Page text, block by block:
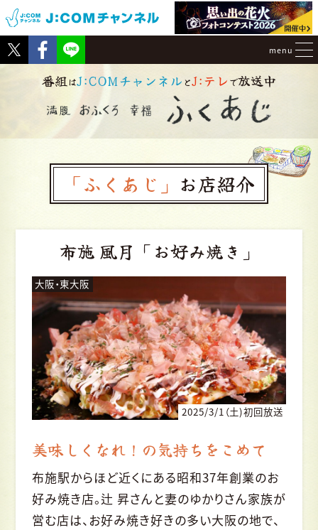
Tweet Facebook
menu
番組はJ:COMチャンネル とJ:テレ で放送中
「ふくあじ」 お店紹介
布施 風月 「お好み焼き」
大阪・東大阪
2025/3/1（土)初回放送
美味しくなれ！の気持ちをこめて
布施駅からほど近くにある昭和37年創業のお
好み焼き店。辻 昇さんと妻のゆかりさん家族が
営む店は、お好み焼き好きの多い大阪の地で、